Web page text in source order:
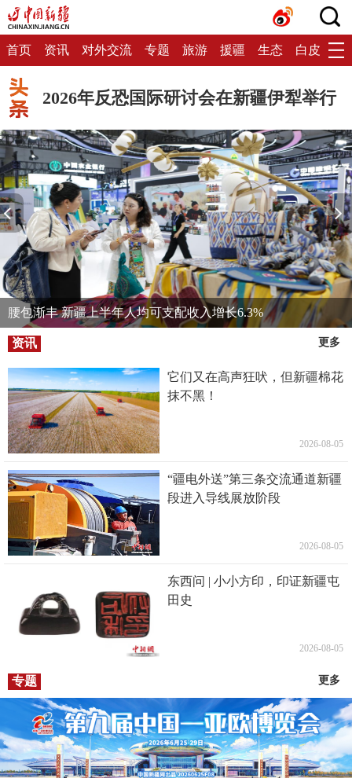
首页 资讯 对外交流 专题 旅游 援疆 生态 白皮书
2026年反恐国际研讨会在新疆伊犁举行
腰包渐丰 新疆上半年人均可支配收入增长6.3%
资讯 更多
它们又在高声狂吠，但新疆棉花
抹不黑！
2026-08-05
“疆电外送”第三条交流通道新疆
段进入导线展放阶段
2026-08-05
东西问 | 小小方印，印证新疆屯
田史
2026-08-05
专题 更多